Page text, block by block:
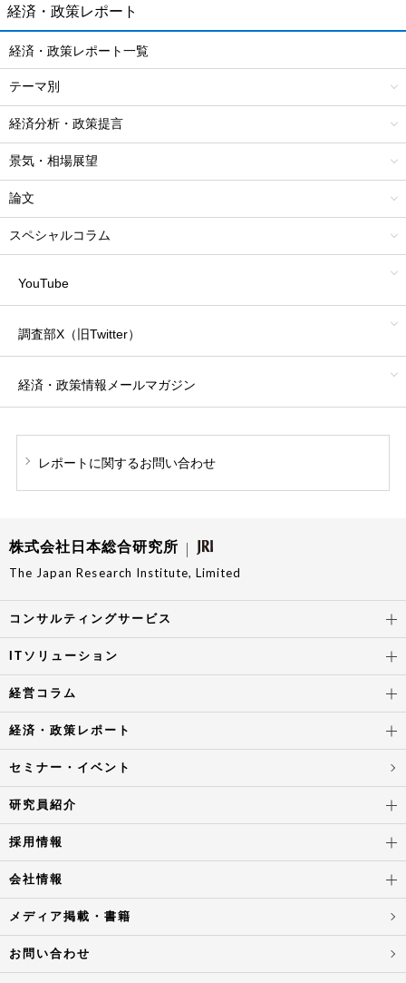
経済・政策レポート
経済・政策レポート一覧
テーマ別
経済分析・政策提言
景気・相場展望
論文
スペシャルコラム
YouTube
調査部X（旧Twitter）
経済・政策情報 メールマガジン
レポートに関するお問い合わせ
株式会社日本総合研究所
The Japan Research Institute, Limited
コンサルティングサービス
ITソリューション
経営コラム
経済・政策レポート
セミナー・イベント
研究員紹介
採用情報
会社情報
メディア掲載・書籍
お問い合わせ